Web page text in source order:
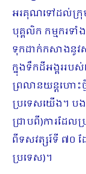
អរគុណទៅដល់ក្រុម
បុគ្គលិក កម្មករទ
ទុកដាក់កសាងនូវ
ក្នុងទឹកដីអង្គររ
ព្រលានយន្តហោះថ្
ប្រទេសយើង។ បង
ជ្រាបពី)ការដែលប្
ពីទសវត្សរ៍ទី ៧០
ប្រទេស)។